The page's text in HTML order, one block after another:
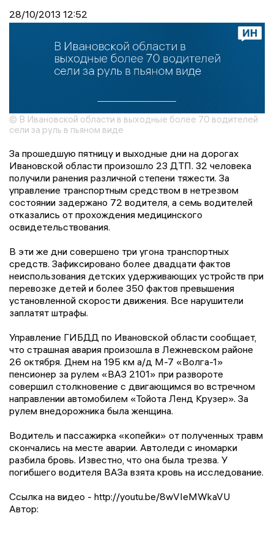
28/10/2013 12:52
© В Ивановской области в выходные более 70 водителей
сели за руль в пьяном виде
За прошедшую пятницу и выходные дни на дорогах
Ивановской области произошло 23 ДТП. 32 человека
получили ранения различной степени тяжести. За
управление транспортным средством в нетрезвом
состоянии задержано 72 водителя, а семь водителей
отказались от прохождения медицинского
освидетельствования.
В эти же дни совершено три угона транспортных
средств. Зафиксировано более двадцати фактов
неиспользования детских удерживающих устройств при
перевозке детей и более 350 фактов превышения
установленной скорости движения. Все нарушители
заплатят штрафы.
Управление ГИБДД по Ивановской области сообщает,
что страшная авария произошла в Лежневском районе
26 октября. Днем на 195 км а/д М-7 «Волга-1»
пенсионер за рулем «ВАЗ 2101» при развороте
совершил столкновение с двигающимся во встречном
направлении автомобилем «Тойота Ленд Крузер». За
рулем внедорожника была женщина.
Водитель и пассажирка «копейки» от полученных травм
скончались на месте аварии. Автоледи с иномарки
разбила бровь. Известно, что она была трезва. У
погибшего водителя ВАЗа взята кровь на исследование.
Ссылка на видео - http://youtu.be/8wVIeMWkaVU
Автор: